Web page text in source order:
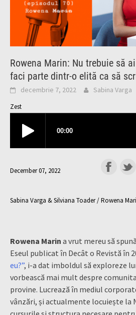
Rowena Marin: Nu trebuie să
faci parte dintr-o elită ca să
decembrie 7, 2022 Sabina Varga
Zest
December 07, 2022
Sabina Varga & Silviana Toader / Rowena
Rowena Marin a vrut mereu să
Eseul publicat în Decât o Revistă în
eu?”, i-a dat imboldul să exploreze
vorbească mai mult despre
provine. Lucrează în mediul
vânzări, și actualmente locuiește la